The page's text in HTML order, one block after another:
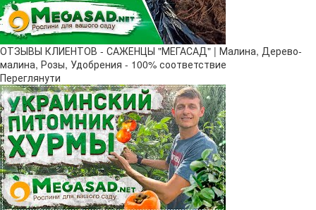
ОТЗЫВЫ КЛИЕНТОВ - САЖЕНЦЫ "МЕГАСАД" | Малина, Дерево-
малина, Розы, Удобрения - 100% соответствие
Переглянути